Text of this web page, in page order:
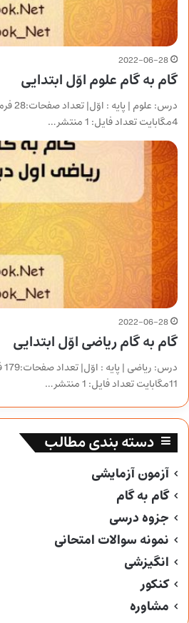
2022-06-28
گام به گام علوم اوّل ابتدایی
4مگابایت تعداد فایل: 1 منتشر…
2022-06-28
گام به گام ریاضی اوّل ابتدایی
11مگابایت تعداد فایل: 1 منتشر…
دسته بندی مطالب
آزمون آزمایشی
گام به گام
جزوه درسی
نمونه سوالات امتحانی
انگیزشی
کنکور
مشاوره